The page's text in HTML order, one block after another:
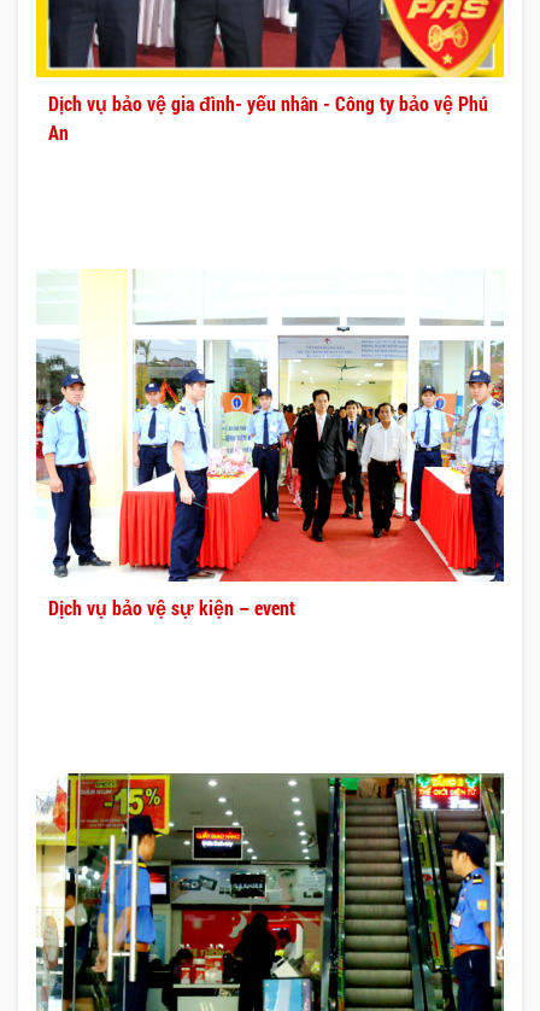
Dịch vụ bảo vệ gia đình- yếu nhân - Công ty bảo vệ Phú
An
Dịch vụ bảo vệ sự kiện – event